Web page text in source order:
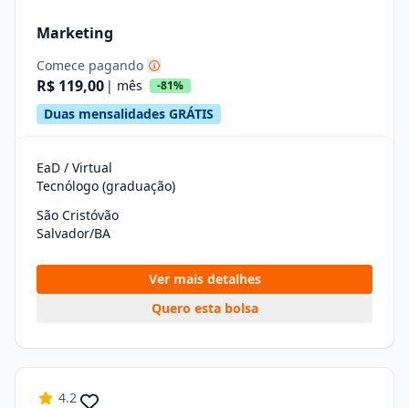
Marketing
Comece pagando
R$ 119,00 | mês -81%
Duas mensalidades GRÁTIS
EaD / Virtual
Tecnólogo (graduação)
São Cristóvão
Salvador/BA
Ver mais detalhes
Quero esta bolsa
4.2